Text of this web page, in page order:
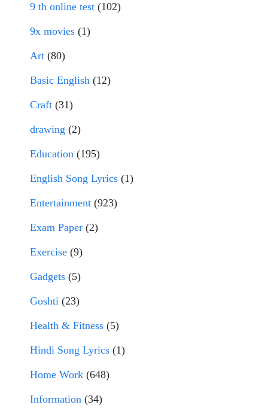
9 th online test (102)
9x movies (1)
Art (80)
Basic English (12)
Craft (31)
drawing (2)
Education (195)
English Song Lyrics (1)
Entertainment (923)
Exam Paper (2)
Exercise (9)
Gadgets (5)
Goshti (23)
Health & Fitness (5)
Hindi Song Lyrics (1)
Home Work (648)
Information (34)